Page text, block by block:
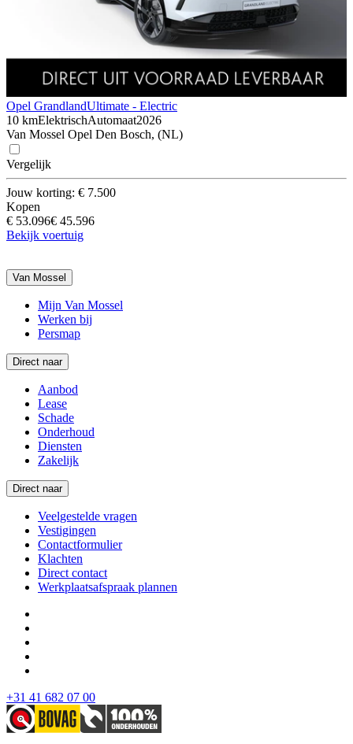
Opel GrandlandUltimate - Electric
10 kmElektrischAutomaat2026
Van Mossel Opel Den Bosch, (NL)
Vergelijk
Jouw korting: € 7.500
Kopen
€ 53.096€ 45.596
Bekijk voertuig
Van Mossel
Mijn Van Mossel
Werken bij
Persmap
Direct naar
Aanbod
Lease
Schade
Onderhoud
Diensten
Zakelijk
Direct naar
Veelgestelde vragen
Vestigingen
Contactformulier
Klachten
Direct contact
Werkplaatsafspraak plannen
+31 41 682 07 00